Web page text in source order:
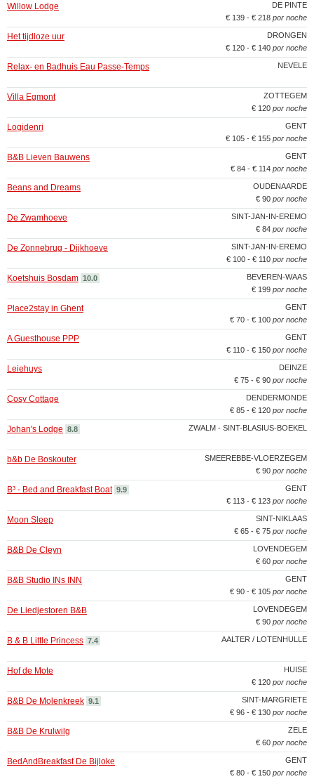
DE PINTE
Willow Lodge
€ 139 - € 218 por noche
DRONGEN
Het tijdloze uur
€ 120 - € 140 por noche
NEVELE
Relax- en Badhuis Eau Passe-Temps
ZOTTEGEM
Villa Egmont
€ 120 por noche
GENT
Logidenri
€ 105 - € 155 por noche
GENT
B&B Lieven Bauwens
€ 84 - € 114 por noche
OUDENAARDE
Beans and Dreams
€ 90 por noche
SINT-JAN-IN-EREMO
De Zwamhoeve
€ 84 por noche
SINT-JAN-IN-EREMO
De Zonnebrug - Dijkhoeve
€ 100 - € 110 por noche
BEVEREN-WAAS
Koetshuis Bosdam 10.0
€ 199 por noche
GENT
Place2stay in Ghent
€ 70 - € 100 por noche
GENT
A Guesthouse PPP
€ 110 - € 150 por noche
DEINZE
Leiehuys
€ 75 - € 90 por noche
DENDERMONDE
Cosy Cottage
€ 85 - € 120 por noche
ZWALM - SINT-BLASIUS-BOEKEL
Johan's Lodge 8.8
SMEEREBBE-VLOERZEGEM
b&b De Boskouter
€ 90 por noche
GENT
B³ - Bed and Breakfast Boat 9.9
€ 113 - € 123 por noche
SINT-NIKLAAS
Moon Sleep
€ 65 - € 75 por noche
LOVENDEGEM
B&B De Cleyn
€ 60 por noche
GENT
B&B Studio INs INN
€ 90 - € 105 por noche
LOVENDEGEM
De Liedjestoren B&B
€ 90 por noche
AALTER / LOTENHULLE
B & B Little Princess 7.4
HUISE
Hof de Mote
€ 120 por noche
SINT-MARGRIETE
B&B De Molenkreek 9.1
€ 96 - € 130 por noche
ZELE
B&B De Krulwilg
€ 60 por noche
GENT
BedAndBreakfast De Bijloke
€ 80 - € 150 por noche